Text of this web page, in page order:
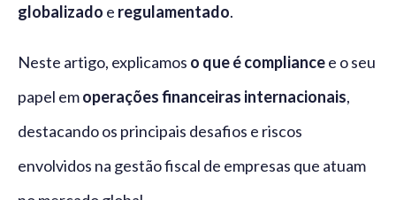
globalizado e regulamentado.
Neste artigo, explicamos o que é compliancee o seu
papel emoperações financeiras internacionais,
destacando os principais desafios e riscos
envolvidos na gestão fiscal de empresas que atuam